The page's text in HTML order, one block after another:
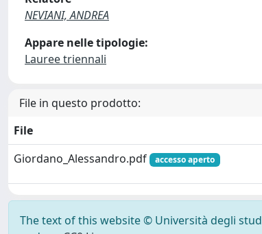
NEVIANI, ANDREA
Appare nelle tipologie:
Lauree triennali
File in questo prodotto:
File
Giordano_Alessandro.pdf
accesso aperto
The text of this website © Università degli